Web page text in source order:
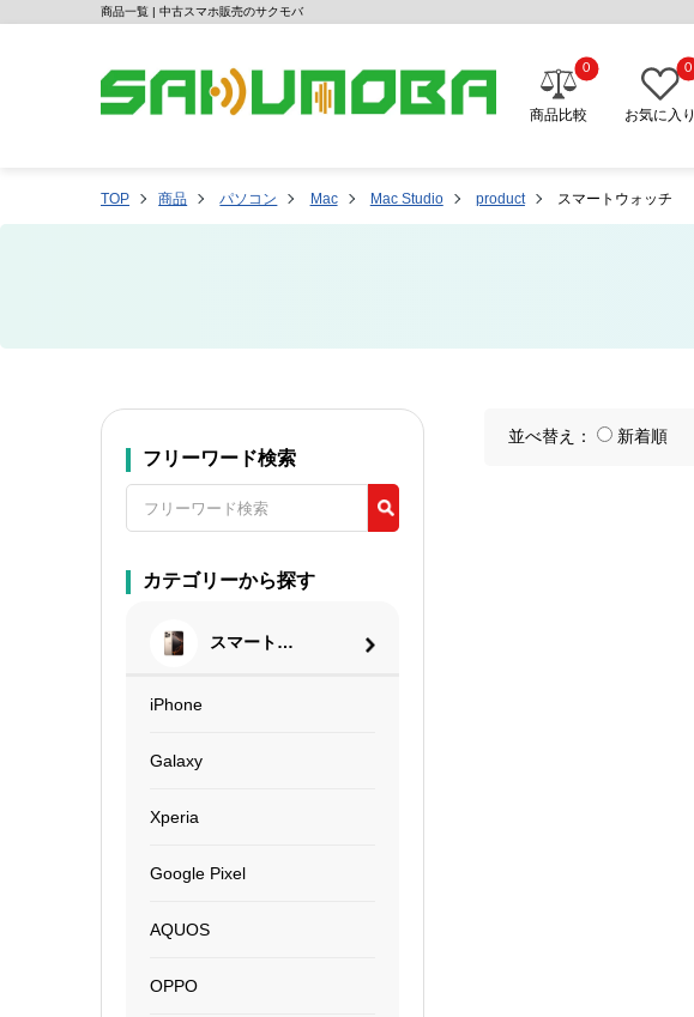
商品一覧 | 中古スマホ販売のサクモバ
商品比較
0
お気に入り
0
TOP 商品 パソコン Mac Mac Studio product スマートウォッチ
フリーワード検索
カテゴリーから探す
スマートフ
iPhone
Galaxy
Xperia
Google Pixel
AQUOS
OPPO
並べ替え： 新着順